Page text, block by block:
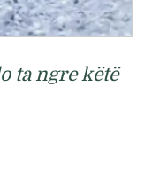
ta ngre këtë